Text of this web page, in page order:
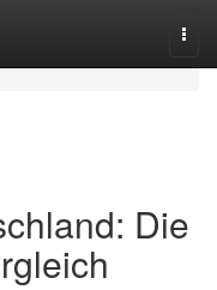
Die